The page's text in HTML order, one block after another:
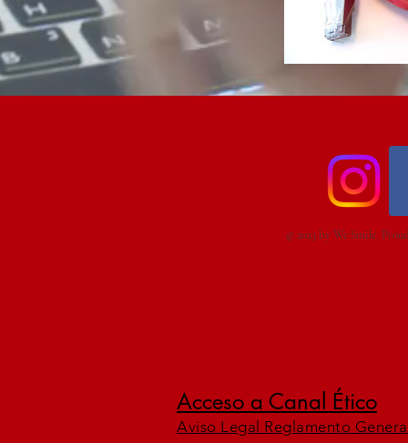
© 2023 by We Smile.
Acceso a Canal Ético
Aviso Legal Reglamento